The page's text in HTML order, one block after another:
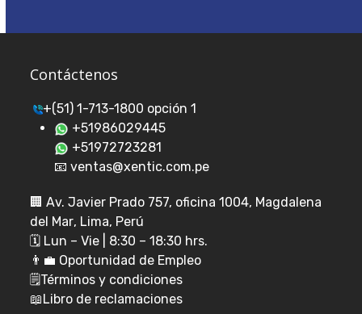
Contáctenos
+(51) 1-713-1800 opción 1
+51986029445
+51972723281
📧 ventas@xentic.com.pe
🏢Av. Javier Prado 757, oficina 1004, Magdalena
del Mar, Lima, Perú
🗓️ Lun – Vie | 8:30 – 18:30 hrs.
👨‍💼 Oportunidad de Empleo
🗒️Términos y condiciones
📖Libro de reclamaciones